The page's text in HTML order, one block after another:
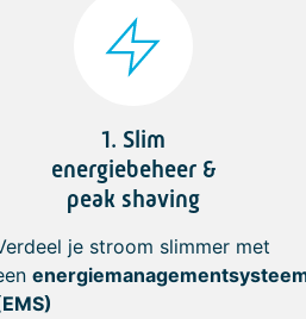
1. Slim
energiebeheer &
peak shaving
je stroom slimmer met